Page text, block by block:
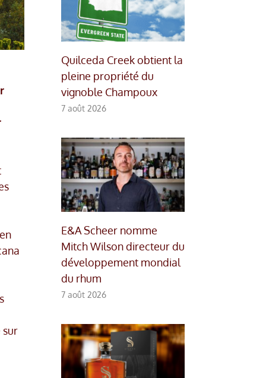
sur
Quilceda Creek obtient la
pleine propriété du
vignoble Champoux
7 août 2026
E&A Scheer nomme
Mitch Wilson directeur du
développement mondial
du rhum
7 août 2026